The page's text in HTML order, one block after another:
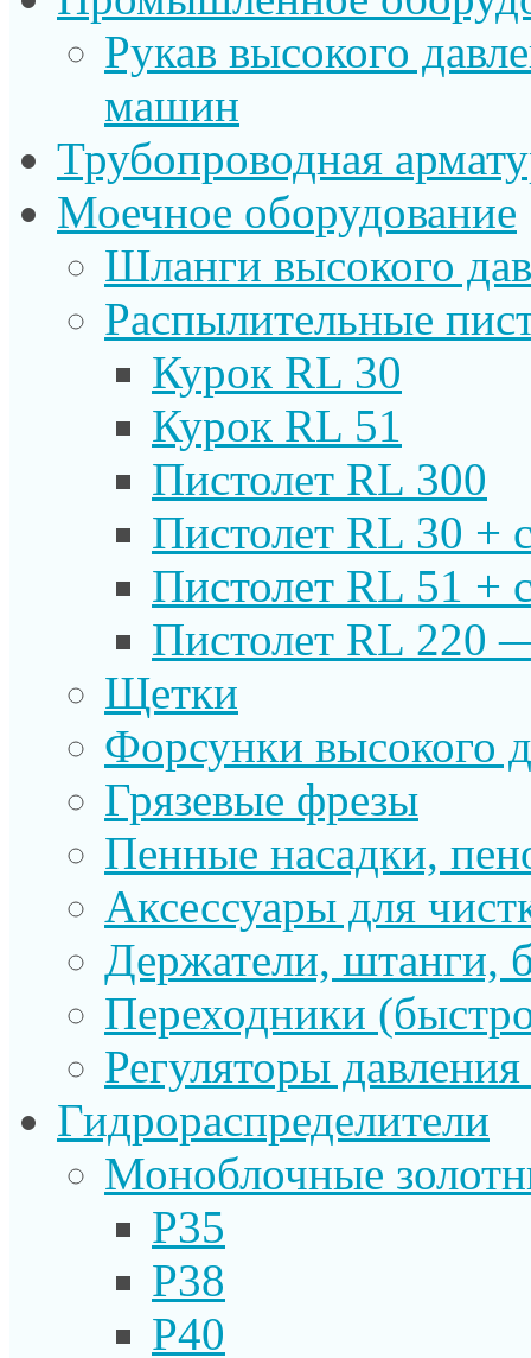
Рукав высокого
машин
Трубопроводная
Моечное оборудование
Шланги высокого
Распылительные
Курок RL 30
Курок RL 51
Пистолет RL 300
Пистолет RL 30 +
Пистолет RL 51 +
Пистолет RL 220
Щетки
Форсунки высокого
Грязевые фрезы
Пенные насадки,
Аксессуары для
Держатели, штанги,
Переходники
Регуляторы
Гидрораспределители
Моноблочные
P35
P38
P40